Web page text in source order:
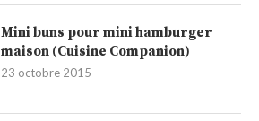
Mini buns pour mini hamburger
maison (Cuisine Companion)
23 octobre 2015